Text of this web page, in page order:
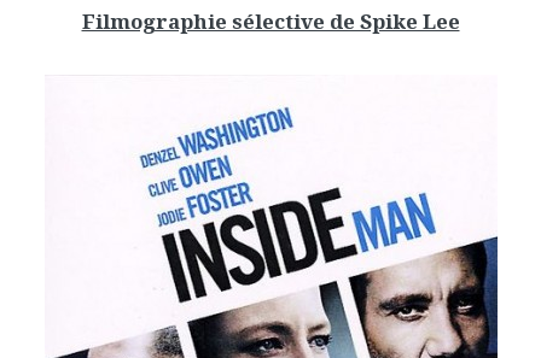
Filmographie sélective de Spike Lee